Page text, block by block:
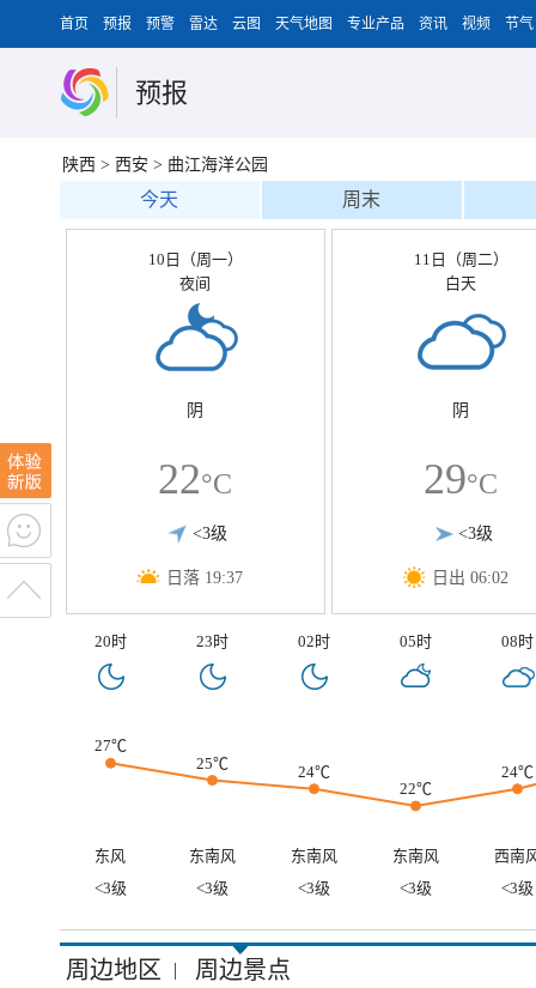
首页 预报 预警 雷达 云图 天气地图 专业产品 资讯 视频 节气
预报
陕西 > 西安 > 曲江海洋公园
今天 周末
10日（周一）
夜间
阴
22°C
<3级
日落 19:37
11日（周二）
白天
阴
29°C
<3级
日出 06:02
20时 23时 02时 05时 08时
27℃
25℃
24℃
22℃
24℃
东风 东南风 东南风 东南风
西南
<3级
<3级 <3级 <3级 <3级
周边地区 | 周边景点